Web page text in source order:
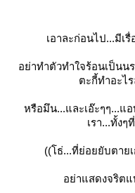
เอาละก่อนไป...มีเรื่
อย่าทำตัวทำใจร้อนเป็นน
ตะกี้ทำอะไ
หรือมึน...และเอ๊ะๆๆ...แ
เรา...ทั้งๆ
((โธ่...ที่ย่อยยับตาย
อย่าแสดงจริต